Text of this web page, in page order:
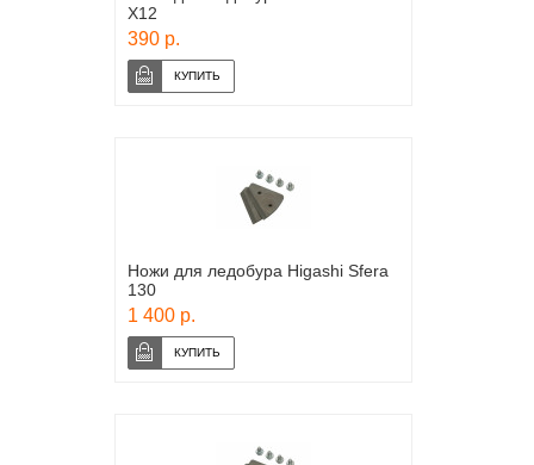
Х12
390 р.
Ножи для ледобура Higashi Sfera
130
1 400 р.